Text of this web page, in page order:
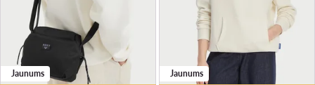
Jaunums Jaunums